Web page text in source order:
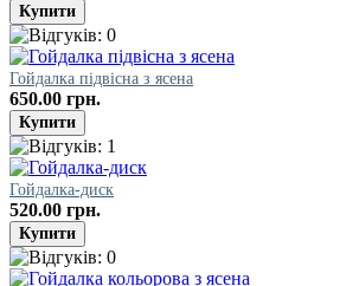
Гойдалка підвісна з ясена
650.00 грн.
Гойдалка-диск
520.00 грн.